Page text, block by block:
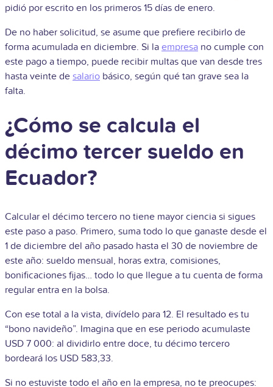
pidió por escrito en los primeros 15 días de enero.
De no haber solicitud, se asume que prefiere recibirlo de
forma acumulada en diciembre. Si la empresa no cumple con
este pago a tiempo, puede recibir multas que van desde tres
hasta veinte de salario básico, según qué tan grave sea la
falta.
¿Cómo se calcula el
décimo tercer sueldo en
Ecuador?
Calcular el décimo tercero no tiene mayor ciencia si sigues
este paso a paso. Primero, suma todo lo que ganaste desde el
1 de diciembre del año pasado hasta el 30 de noviembre de
este año: sueldo mensual, horas extra, comisiones,
bonificaciones fijas… todo lo que llegue a tu cuenta de forma
regular entra en la bolsa.
Con ese total a la vista, divídelo para 12. El resultado es tu
“bono navideño”. Imagina que en ese periodo acumulaste
USD 7 000: al dividirlo entre doce, tu décimo tercero
bordeará los USD 583,33.
Si no estuviste todo el año en la empresa, no te preocupes: